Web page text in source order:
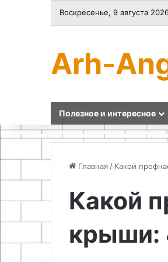
Воскресенье, 9 августа
Arh-
Полезное и интересное
Главная / Какой
Какой
крыши:
Подготовка
колодезного
ствола